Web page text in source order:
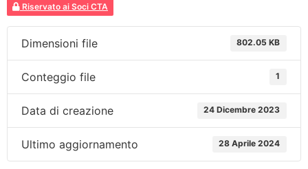
Riservato ai Soci CTA
Dimensioni file 802.05 KB
Conteggio file 1
Data di creazione 24 Dicembre 2023
Ultimo aggiornamento 28 Aprile 2024